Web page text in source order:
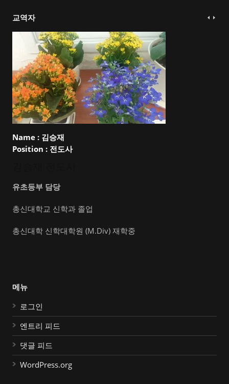
교역자
Name : 김승재
Position : 전도사
유초등부 담당
총신대학교 신학과 졸업
총신대학 신학대학원 (M.Div) 재학중
메뉴
로그인
엔트리 피드
댓글 피드
WordPress.org